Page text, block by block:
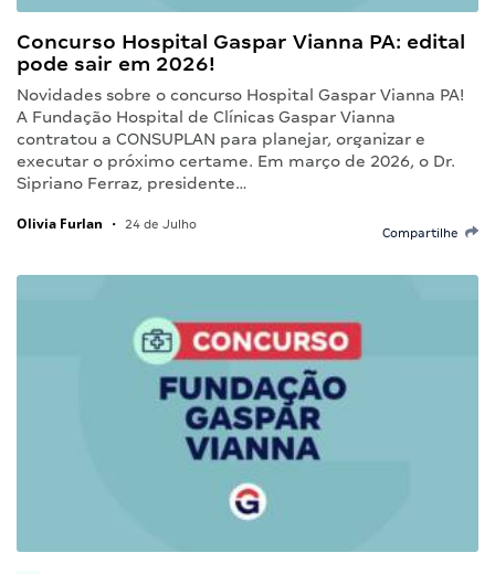
Concurso Hospital Gaspar Vianna PA: edital
pode sair em 2026!
Novidades sobre o concurso Hospital Gaspar Vianna PA!
A Fundação Hospital de Clínicas Gaspar Vianna
contratou a CONSUPLAN para planejar, organizar e
executar o próximo certame. Em março de 2026, o Dr.
Sipriano Ferraz, presidente…
Olivia Furlan • 24 de Julho
Compartilhe